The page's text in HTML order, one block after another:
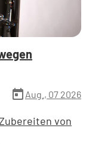
today Aug., 07 2026
von